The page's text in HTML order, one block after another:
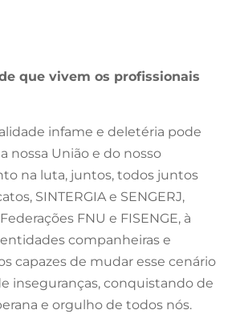
que vivem os profissionais
infame e deletéria pode
nossa União e do nosso
na luta, juntos, todos juntos
SINTERGIA e SENGERJ,
FNU e FISENGE, à
entidades companheiras e
capazes de mudar esse cenário
inseguranças, conquistando de
e orgulho de todos nós.